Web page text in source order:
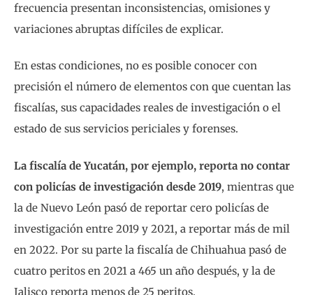
frecuencia presentan inconsistencias, omisiones y
variaciones abruptas difíciles de explicar.
En estas condiciones, no es posible conocer con
precisión el número de elementos con que cuentan las
fiscalías, sus capacidades reales de investigación o el
estado de sus servicios periciales y forenses.
La fiscalía de Yucatán, por ejemplo, reporta no contar
con policías de investigación desde 2019, mientras que
la de Nuevo León pasó de reportar cero policías de
investigación entre 2019 y 2021, a reportar más de mil
en 2022. Por su parte la fiscalía de Chihuahua pasó de
cuatro peritos en 2021 a 465 un año después, y la de
Jalisco reporta menos de 25 peritos.